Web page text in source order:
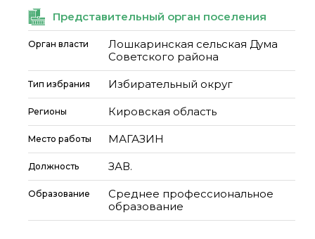
Представительный орган поселения
Орган власти
Лошкаринская сельская Дума
Советского района
Тип избрания Избирательный округ
Регионы Кировская область
Место работы МАГАЗИН
Должность ЗАВ.
Образование
Среднее профессиональное
образование